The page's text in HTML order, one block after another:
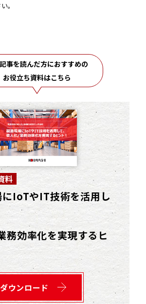
。
事を読んだ方におすすめの
お役立ち資料はこちら
料
IoTやIT技術を活用し
務効率化を実現するヒ
ウンロード